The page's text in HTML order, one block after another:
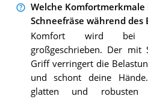
Welche Komfortmerkmale
Schneefräse während des
Komfort wird bei
großgeschrieben. Der mit
Griff verringert die
und schont deine
glatten und robusten